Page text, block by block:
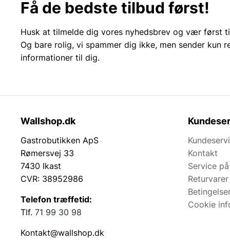
Arkitektonisk synergi i
For at opnå et sammenhængende visuelt udtryk på
Cortenstålets varme, jordbundne toner danner en
Selvom lyden af knitrende ild er atmosfærisk, kan
trafikerede veje. Ved at implementere
udefrakommende støj. Bålstedet i cortenstål
auditive oplevelse er lige så behagelig som varmen
Vedligeholdelse og
En væsentlig fordel ved Wallshop’s bålsteder er den
skålen. Ved korrekt brug vil bålstedet gradvist
Få de bedste tilbud først!
Husk at tilmelde dig vores nyhedsbrev og vær først
Og bare rolig, vi spammer dig ikke, men sender kun
informationer til dig.
Wallshop.dk
Gastrobutikken ApS
Rømersvej 33
7430 Ikast
CVR: 38952986
Telefon træffetid:
Tlf. 71 99 30 98
Kontakt@wallshop.dk
Kontakt
Service
Returvarer
Cookie